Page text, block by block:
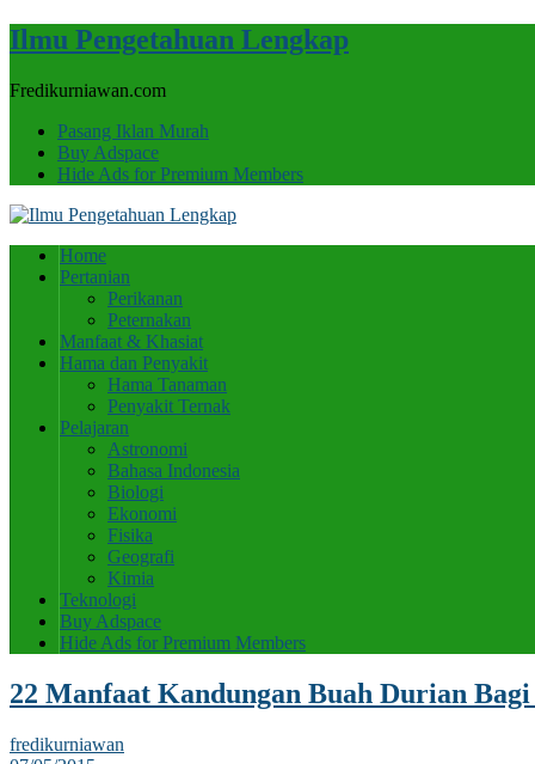
Ilmu Pengetahuan Lengkap
Fredikurniawan.com
Pasang Iklan Murah
Buy Adspace
Hide Ads for Premium Members
Home
Pertanian
Perikanan
Peternakan
Manfaat & Khasiat
Hama dan Penyakit
Hama Tanaman
Penyakit Ternak
Pelajaran
Astronomi
Bahasa Indonesia
Biologi
Ekonomi
Fisika
Geografi
Kimia
Teknologi
Buy Adspace
Hide Ads for Premium Members
22 Manfaat Kandungan Buah Durian Bagi
fredikurniawan